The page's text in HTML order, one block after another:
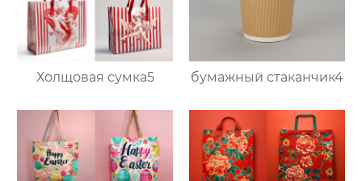
Холщовая сумка5 бумажный стаканчик4